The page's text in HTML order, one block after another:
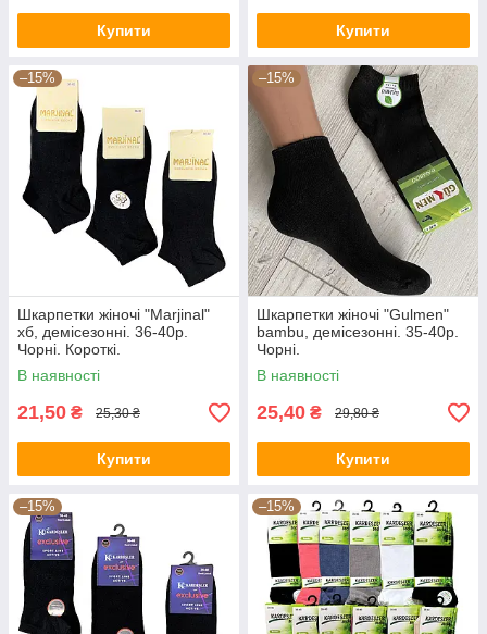
Купити Купити
–15%
Шкарпетки жіночі "Marjinal"
хб, демісезонні. 36-40р.
Чорні. Короткі.
В наявності
21,50 ₴ 25,30 ₴
Купити
–15%
Шкарпетки жіночі "Gulmen"
bambu, демісезонні. 35-40р.
Чорні.
В наявності
25,40 ₴ 29,80 ₴
Купити
–15% –15%